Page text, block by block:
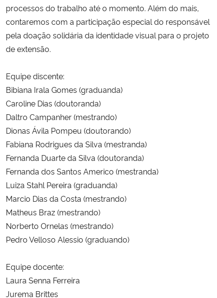
Planalto
processos do trabalho até o momento. Além do mais,
contaremos com a participação especial do responsável
pela doação solidária da identidade visual para o projeto
de extensão.
Equipe discente:
Bibiana Irala Gomes (graduanda)
Caroline Dias (doutoranda)
Daltro Campanher (mestrando)
Dionas Ávila Pompeu (doutorando)
Fabiana Rodrigues da Silva (mestranda)
Fernanda Duarte da Silva (doutoranda)
Fernanda dos Santos Americo (mestranda)
Luiza Stahl Pereira (graduanda)
Marcio Dias da Costa (mestrando)
Matheus Braz (mestrando)
Norberto Ornelas (mestrando)
Pedro Velloso Alessio (graduando)
Equipe docente:
Laura Senna Ferreira
Jurema Brittes